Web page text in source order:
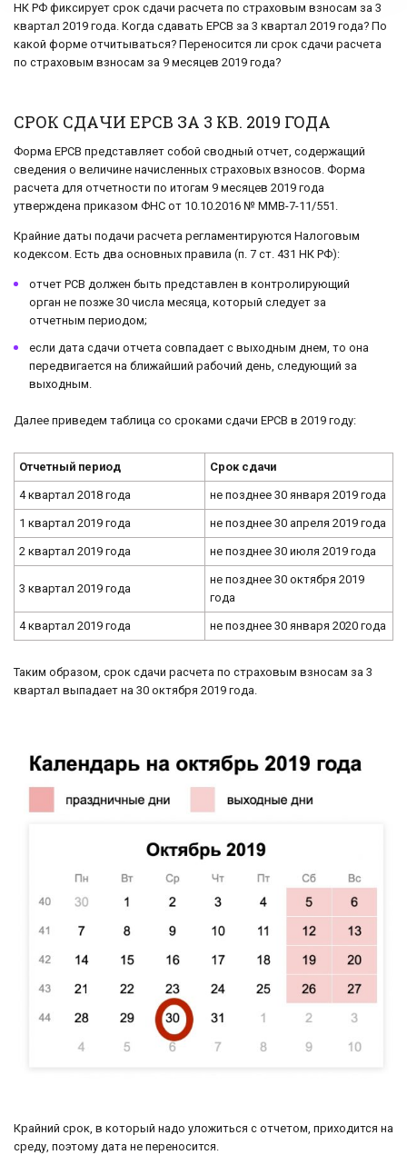
НК РФ фиксирует срок сдачи расчета по страховым взносам за 3
квартал 2019 года. Когда сдавать ЕРСВ за 3 квартал 2019 года? По
какой форме отчитываться? Переносится ли срок сдачи расчета
по страховым взносам за 9 месяцев 2019 года?
СРОК СДАЧИ ЕРСВ ЗА 3 КВ. 2019 ГОДА
Форма ЕРСВ представляет собой сводный отчет, содержащий
сведения о величине начисленных страховых взносов. Форма
расчета для отчетности по итогам 9 месяцев 2019 года
утверждена приказом ФНС от 10.10.2016 № ММВ-7-11/551.
Крайние даты подачи расчета регламентируются Налоговым
кодексом. Есть два основных правила (п. 7 ст. 431 НК РФ):
отчет РСВ должен быть представлен в контролирующий
орган не позже 30 числа месяца, который следует за
отчетным периодом;
если дата сдачи отчета совпадает с выходным днем, то она
передвигается на ближайший рабочий день, следующий за
выходным.
Далее приведем таблица со сроками сдачи ЕРСВ в 2019 году:
Отчетный период Срок сдачи
4 квартал 2018 года не позднее 30 января 2019 года
1 квартал 2019 года не позднее 30 апреля 2019 года
2 квартал 2019 года не позднее 30 июля 2019 года
3 квартал 2019 года
не позднее 30 октября 2019
года
4 квартал 2019 года не позднее 30 января 2020 года
Таким образом, срок сдачи расчета по страховым взносам за 3
квартал выпадает на 30 октября 2019 года.
Крайний срок, в который надо уложиться с отчетом, приходится на
среду, поэтому дата не переносится.